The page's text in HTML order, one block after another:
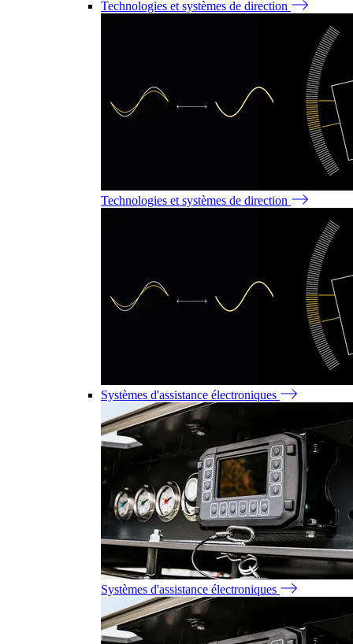
Technologies et systèmes de direction
Technologies et systèmes de direction
Systèmes d'assistance électroniques
Systèmes d'assistance électroniques